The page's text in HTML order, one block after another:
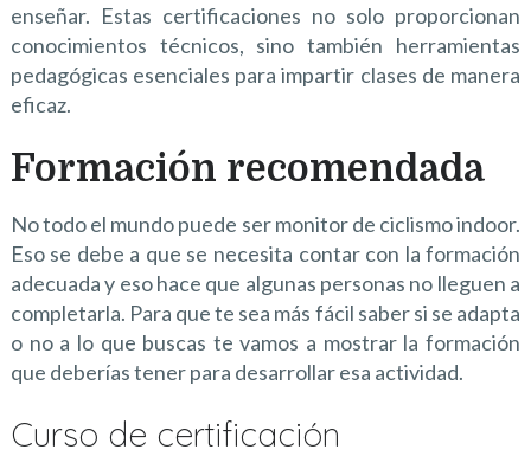
enseñar. Estas certificaciones no solo proporcionan
conocimientos técnicos, sino también herramientas
pedagógicas esenciales para impartir clases de manera
eficaz.
Formación recomendada
No todo el mundo puede ser monitor de ciclismo indoor.
Eso se debe a que se necesita contar con la formación
adecuada y eso hace que algunas personas no lleguen a
completarla. Para que te sea más fácil saber si se adapta
o no a lo que buscas te vamos a mostrar la formación
que deberías tener para desarrollar esa actividad.
Curso de certificación